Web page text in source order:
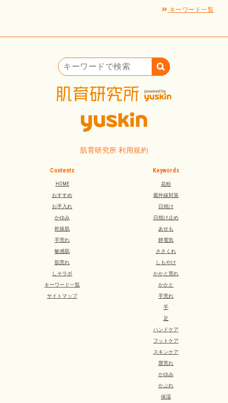
キーワード一覧
肌育研究所 利用規約
Contents
HOME
おすすめ
お手入れ
かゆみ
乾燥肌
手荒れ
敏感肌
肌荒れ
しそラボ
キーワード一覧
サイトマップ
Keywords
花粉
紫外線対策
日焼け
日焼け止め
あせも
静電気
ささくれ
しもやけ
かかと荒れ
かかと
手荒れ
手
足
ハンドケア
フットケア
スキンケア
唇荒れ
かゆみ
かぶれ
保湿
キーワードで検索